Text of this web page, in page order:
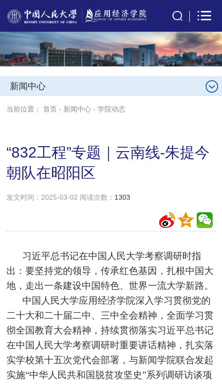
新闻中心
当前位置：首页 - 新闻中心 -学院动态
“832工程”专题｜云南线-朱提今
朝队在昭阳区
发文时间：2025-03-02 阅读次数： 1303
习近平总书记在中国人民大学考察调研时指
出：要坚持党的领导，传承红色基因，扎根中国大
地，走出一条建设中国特色、世界一流大学新路。
中国人民大学应用经济学院深入学习贯彻党的
二十大和二十届二中、三中全会精神，全面学习贯
彻全国教育大会精神，持续贯彻落实习近平总书记
在中国人民大学考察调研时重要讲话精神，扎实落
实学校第十五次党代会部署，与新闻学院联合发起
实施“中华人民共和国脱贫攻坚史”系列调研访谈项